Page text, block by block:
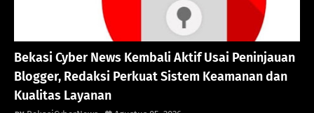
Bekasi Cyber News Kembali Aktif Usai Peninjauan
Blogger, Redaksi Perkuat Sistem Keamanan dan
Kualitas Layanan